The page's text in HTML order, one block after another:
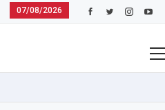
07/08/2026